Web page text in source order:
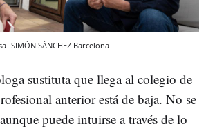
SIMÓN SÁNCHEZ Barcelona
sustituta que llega al colegio de
anterior está de baja. No se
puede intuirse a través de lo